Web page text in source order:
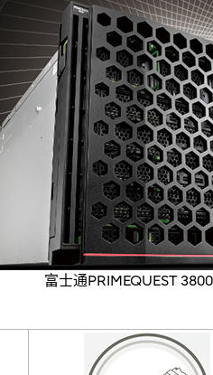
富士通PRIMEQUEST